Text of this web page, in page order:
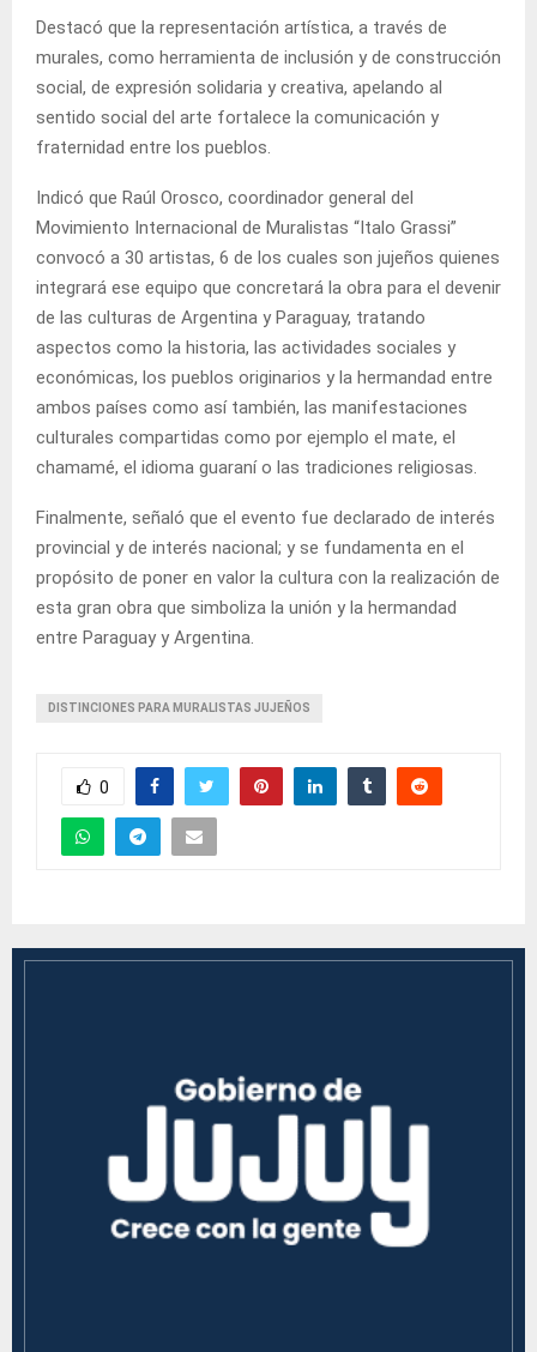
Destacó que la representación artística, a través de
murales, como herramienta de inclusión y de construcción
social, de expresión solidaria y creativa, apelando al
sentido social del arte fortalece la comunicación y
fraternidad entre los pueblos.
Indicó que Raúl Orosco, coordinador general del
Movimiento Internacional de Muralistas “Italo Grassi”
convocó a 30 artistas, 6 de los cuales son jujeños quienes
integrará ese equipo que concretará la obra para el devenir
de las culturas de Argentina y Paraguay, tratando
aspectos como la historia, las actividades sociales y
económicas, los pueblos originarios y la hermandad entre
ambos países como así también, las manifestaciones
culturales compartidas como por ejemplo el mate, el
chamamé, el idioma guaraní o las tradiciones religiosas.
Finalmente, señaló que el evento fue declarado de interés
provincial y de interés nacional; y se fundamenta en el
propósito de poner en valor la cultura con la realización de
esta gran obra que simboliza la unión y la hermandad
entre Paraguay y Argentina.
DISTINCIONES PARA MURALISTAS JUJEÑOS
0